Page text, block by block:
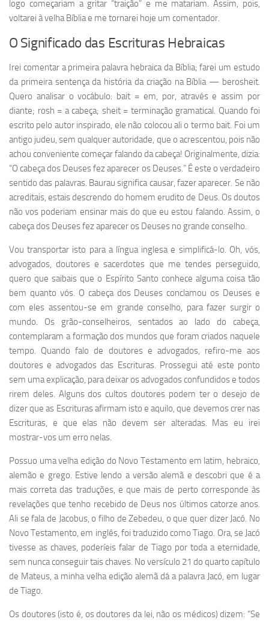
logo começariam a gritar “traição” e me matariam. Assim, pois,
voltarei à velha Bíblia e me tornarei hoje um comentador.
O Significado das Escrituras Hebraicas
Irei comentar a primeira palavra hebraica da Bíblia; farei um estudo
da primeira sentença da história da criação na Bíblia — berosheit.
Quero analisar o vocábulo: bait = em, por, através e assim por
diante; rosh = a cabeça; sheit = terminação gramatical. Quando foi
escrito pelo autor inspirado, ele não colocou ali o termo bait. Foi um
antigo judeu, sem qualquer autoridade, que o acrescentou, pois não
achou conveniente começar falando da cabeça! Originalmente, dizia:
“O cabeça dos Deuses fez aparecer os Deuses.” É este o verdadeiro
sentido das palavras. Baurau significa causar, fazer aparecer. Se não
acreditais, estais descrendo do homem erudito de Deus. Os doutos
não vos poderiam ensinar mais do que eu estou falando. Assim, o
cabeça dos Deuses fez aparecer os Deuses no grande conselho.
Vou transportar isto para a língua inglesa e simplificá-lo. Oh, vós,
advogados, doutores e sacerdotes que me tendes perseguido,
quero que saibais que o Espírito Santo conhece alguma coisa tão
bem quanto vós. O cabeça dos Deuses conclamou os Deuses e
com eles assentou-se em grande conselho, para fazer surgir o
mundo. Os grão-conselheiros, sentados ao lado do cabeça,
contemplaram a formação dos mundos que foram criados naquele
tempo. Quando falo de doutores e advogados, refiro-me aos
doutores e advogados das Escrituras. Prossegui até este ponto
sem uma explicação, para deixar os advogados confundidos e todos
rirem deles. Alguns dos cultos doutores podem ter o desejo de
dizer que as Escrituras afirmam isto e aquilo, que devemos crer nas
Escrituras, e que elas não devem ser alteradas. Mas eu irei
mostrar-vos um erro nelas.
Possuo uma velha edição do Novo Testamento em latim, hebraico,
alemão e grego. Estive lendo a versão alemã e descobri que é a
mais correta das traduções, e que mais de perto corresponde às
revelações que tenho recebido de Deus nos últimos catorze anos.
Ali se fala de Jacobus, o filho de Zebedeu, o que quer dizer Jacó. No
Novo Testamento, em inglês, foi traduzido como Tiago. Ora, se Jacó
tivesse as chaves, poderíeis falar de Tiago por toda a eternidade,
sem nunca conseguir tais chaves. No versículo 21 do quarto capítulo
de Mateus, a minha velha edição alemã dá a palavra Jacó, em lugar
de Tiago.
Os doutores (isto é, os doutores da lei, não os médicos) dizem: “Se